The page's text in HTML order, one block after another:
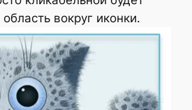
вокруг иконки.